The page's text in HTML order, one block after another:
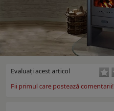
Evaluaţi acest articol
Fii primul care postează comentarii!